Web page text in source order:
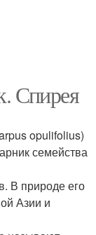
Спирея
opulifolius)
семейства
В природе его
Азии и